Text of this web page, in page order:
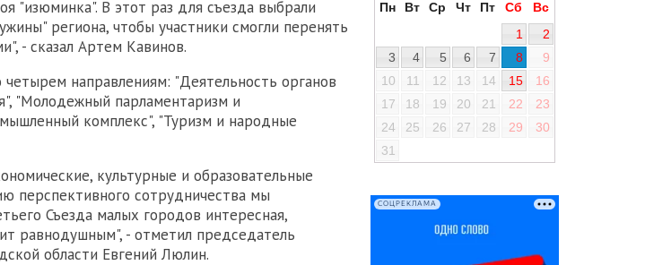
"изюминка". В этот раз для съезда выбрали
региона, чтобы участники смогли перенять
- сказал Артем Кавинов.
направлениям: "Деятельность органов
"Молодежный парламентаризм и
комплекс", "Туризм и народные
культурные и образовательные
перспективного сотрудничества мы
Съезда малых городов интересная,
равнодушным", - отметил председатель
области Евгений Люлин.
Пн Вт Ср Чт Пт Сб
Вс
1
2
3
4 5 6 7 8
9
10
11 12 13 14 15
16
17
18 19 20 21 22
23
24
25 26 27 28 29
30
31
СОЦРЕКЛАМА